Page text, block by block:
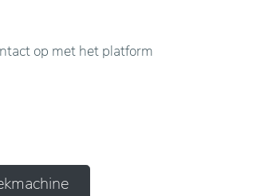
op met het platform